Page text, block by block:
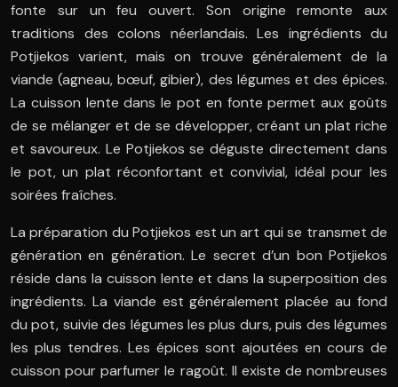
fonte sur un feu ouvert. Son origine remonte aux
traditions des colons néerlandais. Les ingrédients du
Potjiekos varient, mais on trouve généralement de la
viande (agneau, bœuf, gibier), des légumes et des épices.
La cuisson lente dans le pot en fonte permet aux goûts
de se mélanger et de se développer, créant un plat riche
et savoureux. Le Potjiekos se déguste directement dans
le pot, un plat réconfortant et convivial, idéal pour les
soirées fraîches.
La préparation du Potjiekos est un art qui se transmet de
génération en génération. Le secret d’un bon Potjiekos
réside dans la cuisson lente et dans la superposition des
ingrédients. La viande est généralement placée au fond
du pot, suivie des légumes les plus durs, puis des légumes
les plus tendres. Les épices sont ajoutées en cours de
cuisson pour parfumer le ragoût. Il existe de nombreuses